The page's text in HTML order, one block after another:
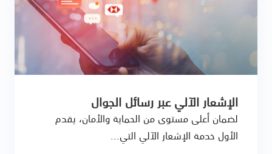
الإشعار الآلي عبر رسائل الجوال
لضمان أعلى مستوى من الحماية والأمان، يقدم
الأول خدمة الإشعار الآلي التي...